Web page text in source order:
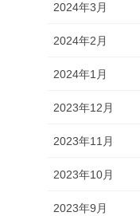
2024年3月
2024年2月
2024年1月
2023年12月
2023年11月
2023年10月
2023年9月